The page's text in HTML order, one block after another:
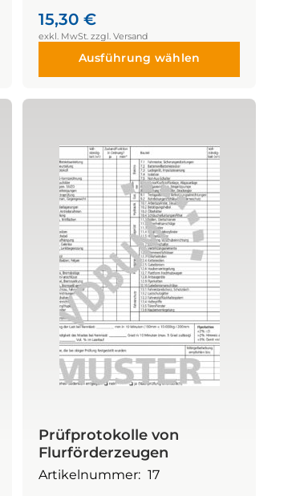
15,30 €
Ausführung wählen
Prüfprotokolle von
Flurförderzeugen
Artikelnummer: 17